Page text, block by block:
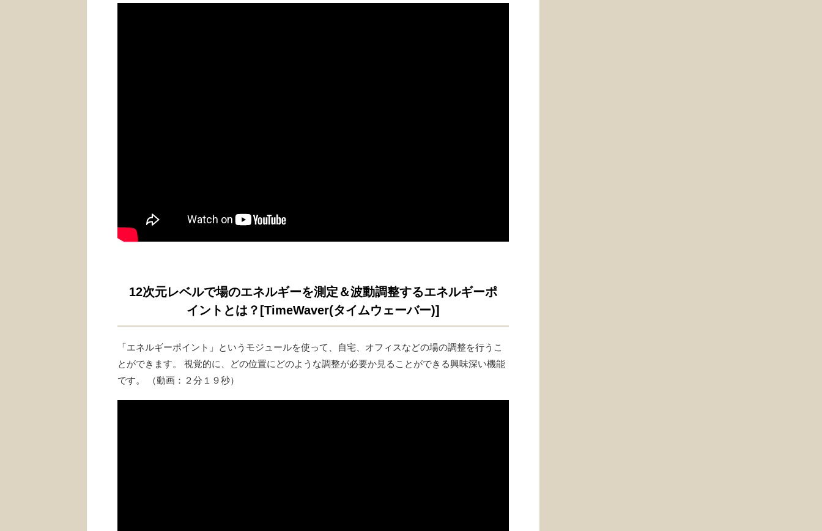
12次元レベルで場のエネルギーを測定＆波動調整するエネルギーポ
イントとは？[TimeWaver(タイムウェーバー)]
「エネルギーポイント」というモジュールを使って、自宅、オフィスなどの場の調整を行うこ
とができます。 視覚的に、どの位置にどのような調整が必要か見ることができる興味深い機能
です。 （動画：２分１９秒）